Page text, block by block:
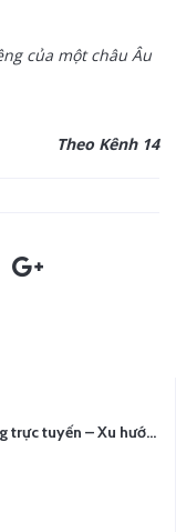
của một châu Âu
Theo Kênh 14
Quay & dựng bài giảng trực tuyến – Xu hướng đào tạo thời đại số